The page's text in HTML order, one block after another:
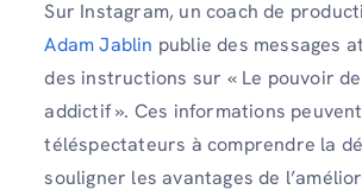
Sur Instagram, un coach de
Adam Jablin publie des messages
des instructions sur « Le pouvoir
addictif ». Ces informations
téléspectateurs à comprendre la
souligner les avantages de